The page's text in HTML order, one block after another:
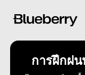
การฝึกฝ